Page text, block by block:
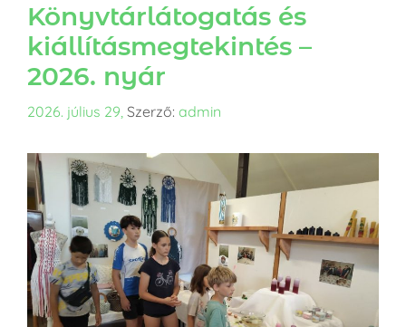
Könyvtárlátogatás és
kiállításmegtekintés –
2026. nyár
2026. július 29, Szerző: admin